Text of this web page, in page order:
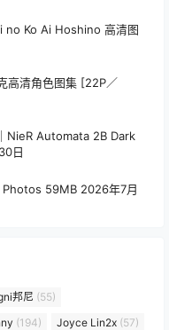
no Ko Ai Hoshino 高清图
高清角色图集 [22P／
NieR Automata 2B Dark
日
Photos 59MB 2026年7月
邦尼 (55)
(194) Joyce Lin2x (57)